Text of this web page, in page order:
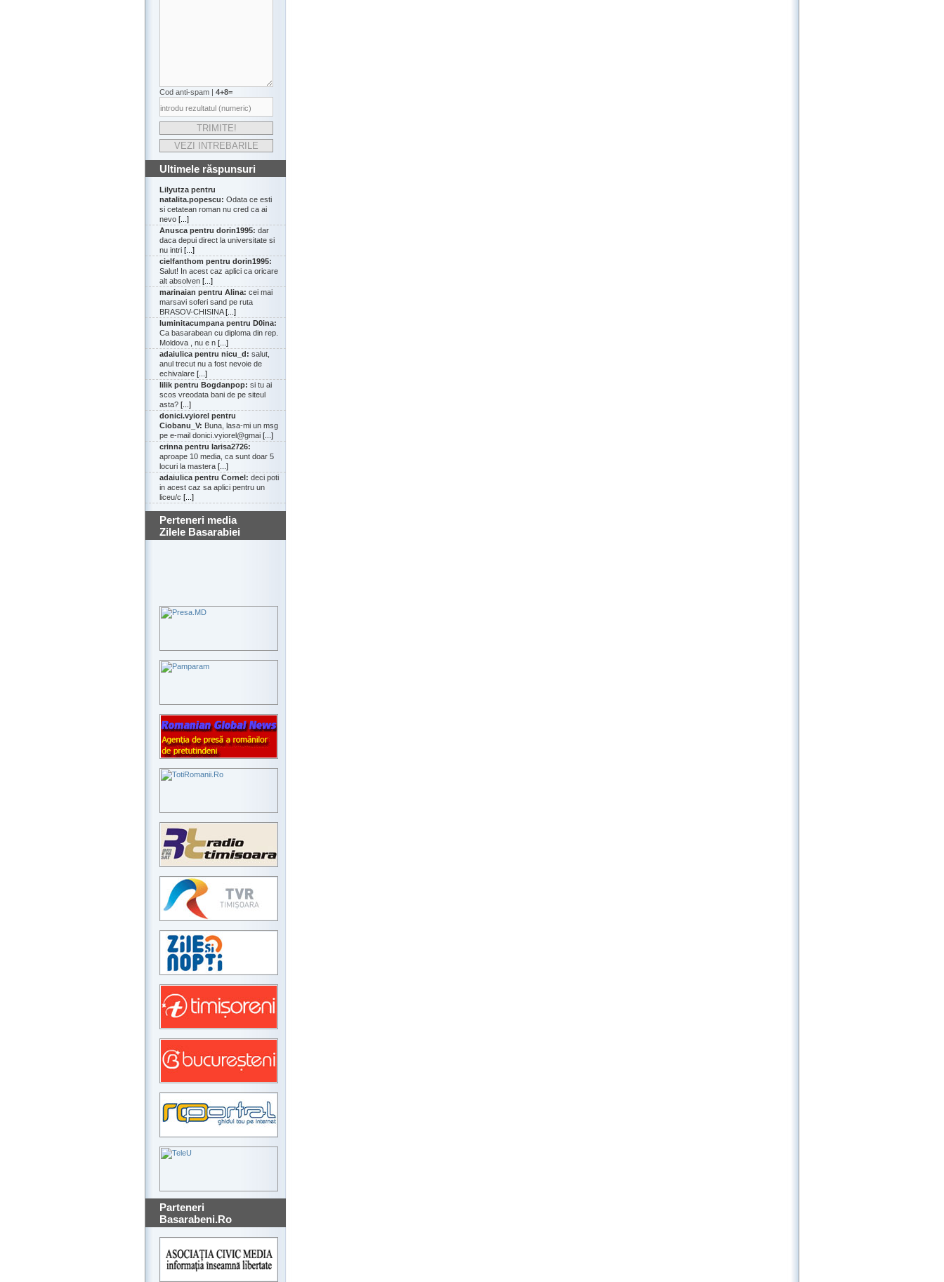
Cod anti-spam | 4+8=
Ultimele răspunsuri
Lilyutza pentru
natalita.popescu: Odata ce esti
si cetatean roman nu cred ca ai
nevo [...]
Anusca pentru dorin1995: dar
daca depui direct la universitate si
nu intri [...]
cielfanthom pentru dorin1995:
Salut! In acest caz aplici ca oricare
alt absolven [...]
marinaian pentru Alina: cei mai
marsavi soferi sand pe ruta
BRASOV-CHISINA[...]
luminitacumpana pentru D0ina:
Ca basarabean cu diploma din rep.
Moldova , nu e n [...]
adaiulica pentru nicu_d: salut,
anul trecut nu a fost nevoie de
echivalare [...]
lilik pentru Bogdanpop: si tu ai
scos vreodata bani de pe siteul
asta? [...]
donici.vyiorel pentru
Ciobanu_V: Buna, lasa-mi un msg
pe e-mail donici.vyiorel@gmai [...]
crinna pentru larisa2726:
aproape 10 media, ca sunt doar 5
locuri la mastera [...]
adaiulica pentru Cornel: deci poti
in acest caz sa aplici pentru un
liceu/c [...]
Perteneri media
Zilele Basarabiei
Parteneri
Basarabeni.Ro